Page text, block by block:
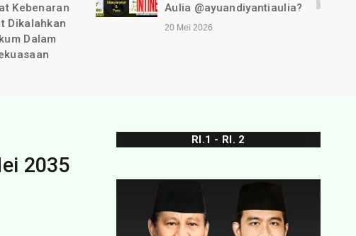
6 Mei 2026
2035
RI.1 - RI. 2